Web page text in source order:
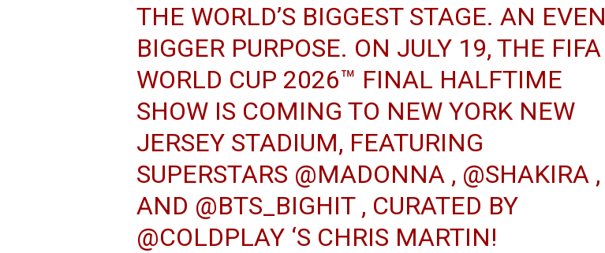
THE WORLD’S BIGGEST STAGE. AN EVEN
BIGGER PURPOSE. ON JULY 19, THE FIFA
WORLD CUP 2026™ FINAL HALFTIME
SHOW IS COMING TO NEW YORK NEW
JERSEY STADIUM, FEATURING
SUPERSTARS @MADONNA, @SHAKIRA,
AND @BTS_BIGHIT, CURATED BY
@COLDPLAY‘S CHRIS MARTIN!